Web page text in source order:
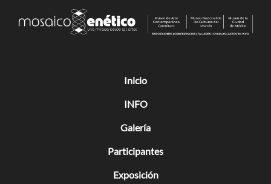
Inicio
INFO
Galería
Participantes
Exposición